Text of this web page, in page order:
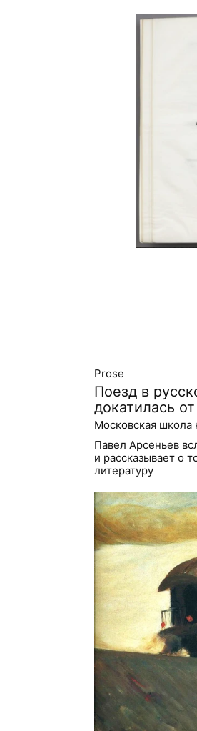
Prose
Поезд в
докатилась
Московская школа
Павел Арсеньев
и рассказывает о
литературу